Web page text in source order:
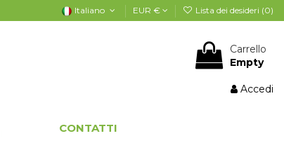
Italiano EUR € Lista dei desideri (0)
Carrello
Empty
Accedi
CONTATTI